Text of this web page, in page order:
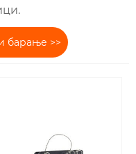
барање >>